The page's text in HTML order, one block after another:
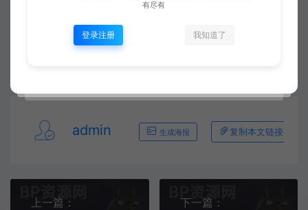
admin 生成海报 复制本文链接
上一篇：
下一篇：
有尽有
登录注册 我知道了